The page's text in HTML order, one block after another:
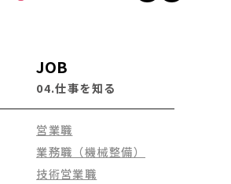
JOB
04.仕事を知る
営業職
業務職（機械整備）
技術営業職